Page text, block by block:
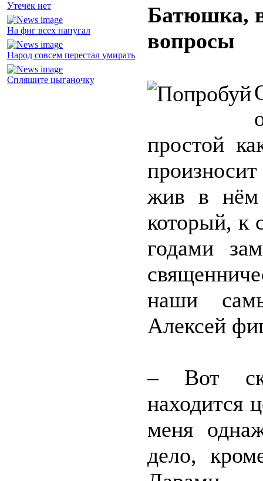
Утечек нет
На фиг всех напугал
Народ совсем перестал умирать
Спляшите цыганочку
Батюшка,
вопросы
простой
жив в нём
который, к
годами
наши
Алексей
– Вот
находится
меня
дело,